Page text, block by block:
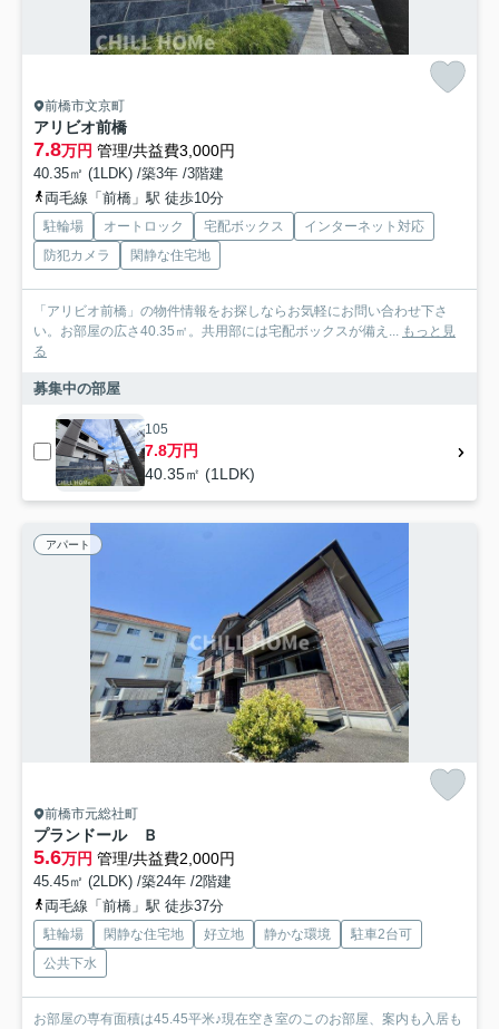
前橋市文京町
アリビオ前橋
7.8万円 管理/共益費3,000円
40.35㎡ (1LDK) /築3年 /3階建
両毛線「前橋」駅 徒歩10分
駐輪場 オートロック 宅配ボックス
インターネット対応
防犯カメラ
閑静な住宅地
「アリビオ前橋」の物件情報をお探しならお気軽にお問い合わせ下さ
い。お部屋の広さ40.35㎡。共用部には宅配ボックスが備え...
もっと見
る
募集中の部屋
105
7.8万円
40.35㎡ (1LDK)
アパート
前橋市元総社町
プランドール Ｂ
5.6万円 管理/共益費2,000円
45.45㎡ (2LDK) /築24年 /2階建
両毛線「前橋」駅 徒歩37分
駐輪場 閑静な住宅地 好立地 静かな環境
駐車2台可
公共下水
お部屋の専有面積は45.45平米♪現在空き室のこのお部屋、案内も入居も